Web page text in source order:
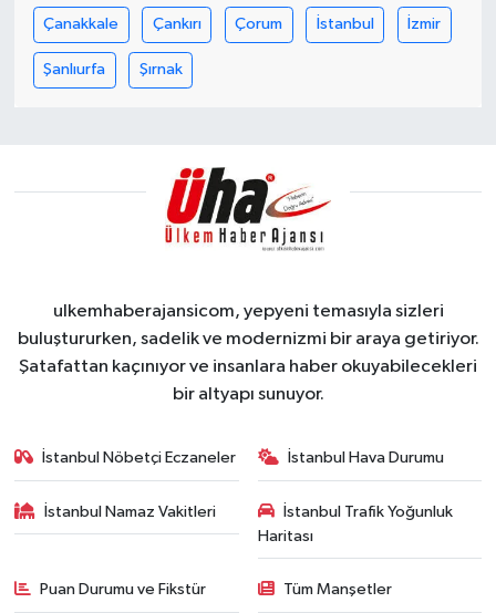
Çanakkale Çankırı Çorum İstanbul İzmir
Şanlıurfa Şırnak
ulkemhaberajansicom, yepyeni temasıyla sizleri
buluştururken, sadelik ve modernizmi bir araya getiriyor.
Şatafattan kaçınıyor ve insanlara haber okuyabilecekleri
bir altyapı sunuyor.
İstanbul Nöbetçi Eczaneler İstanbul Hava Durumu
İstanbul Namaz Vakitleri
İstanbul Trafik Yoğunluk
Haritası
Puan Durumu ve Fikstür Tüm Manşetler